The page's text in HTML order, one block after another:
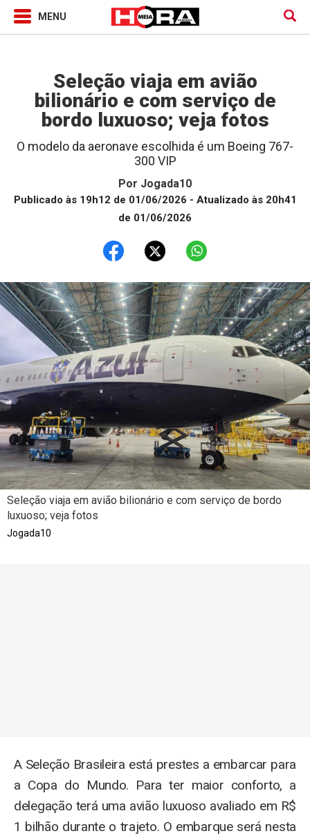
Seleção viaja em avião
bilionário e com serviço de
bordo luxuoso; veja fotos
O modelo da aeronave escolhida é um Boeing 767-
300 VIP
Por Jogada10
Publicado às 19h12 de 01/06/2026 - Atualizado às 20h41
de 01/06/2026
Seleção viaja em avião bilionário e com serviço de bordo
luxuoso; veja fotos
Jogada10
A Seleção Brasileira está prestes a embarcar para
a Copa do Mundo. Para ter maior conforto, a
delegação terá uma avião luxuoso avaliado em R$
1 bilhão durante o trajeto. O embarque será nesta